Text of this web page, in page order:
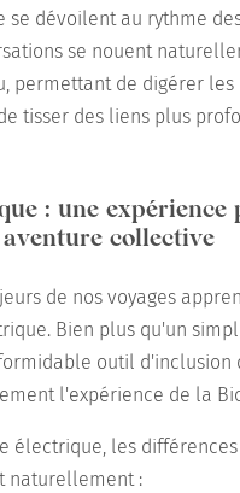
se dévoilent au rythme
se nouent
permettant de digérer les
tisser des liens plus
: une expérience
aventure collective
de nos voyages
Bien plus qu'un
outil d'inclusion
l'expérience de la
électrique, les
naturellement :